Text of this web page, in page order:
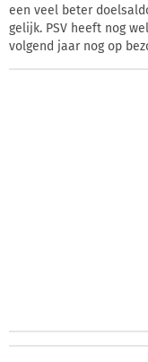
een veel beter
gelijk. PSV heeft nog
volgend jaar nog op